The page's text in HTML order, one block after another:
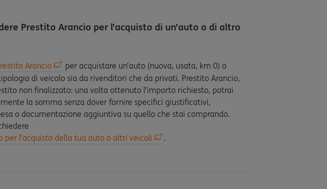
Prestito Arancio per l’acquisto di un’auto o di altro
Arancio
per acquistare un’auto (nuova, usata, km 0) o
di veicolo sia da rivenditori che da privati. Prestito Arancio,
non finalizzato: una volta ottenuto l’importo richiesto, potrai
la somma senza dover fornire specifici giustificativi,
o documentazione aggiuntiva su quello che stai comprando.
per l’acquisto della tua auto o altri veicoli
.